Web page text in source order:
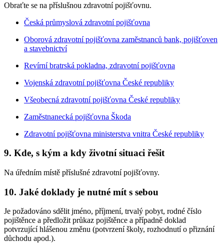
Obraťte se na příslušnou zdravotní pojišťovnu.
Česká průmyslová zdravotní pojišťovna
Oborová zdravotní pojišťovna zaměstnanců bank, pojišťoven
a stavebnictví
Revírní bratrská pokladna, zdravotní pojišťovna
Vojenská zdravotní pojišťovna České republiky
Všeobecná zdravotní pojišťovna České republiky
Zaměstnanecká pojišťovna Škoda
Zdravotní pojišťovna ministerstva vnitra České republiky
9. Kde, s kým a kdy životní situaci řešit
Na úředním místě příslušné zdravotní pojišťovny.
10. Jaké doklady je nutné mít s sebou
Je požadováno sdělit jméno, příjmení, trvalý pobyt, rodné číslo
pojištěnce a předložit průkaz pojištěnce a případně doklad
potvrzující hlášenou změnu (potvrzení školy, rozhodnutí o přiznání
důchodu apod.).